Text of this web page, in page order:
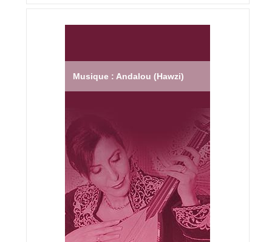
Musique : Andalou (Hawzi)